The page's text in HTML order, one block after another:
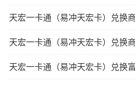
天宏一卡通（易冲天宏卡）兑换
天宏一卡通（易冲天宏卡）兑换
天宏一卡通（易冲天宏卡）兑换